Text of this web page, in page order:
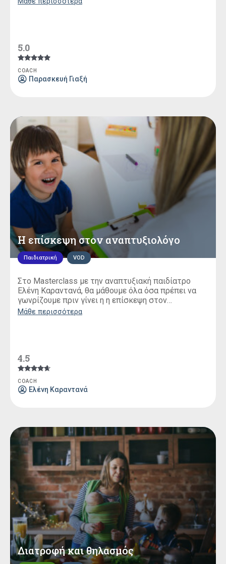
5.0
με
5.00
από 5
COACH
Παρασκευή Γιαξή
Η επίσκεψη στον αναπτυξιολόγο
Παιδιατρική VOD
Στο Masterclass με την αναπτυξιακή παιδίατρο
Ελένη Καραντανά, θα μάθουμε όλα όσα πρέπει να
γωνρίζουμε πριν γίνει η η επίσκεψη στον
αναπτυξιολόγο.
Μάθε περισσότερα
4.5
με
4.50
από 5
COACH
Ελένη Καραντανά
Διατροφή και θηλασμός